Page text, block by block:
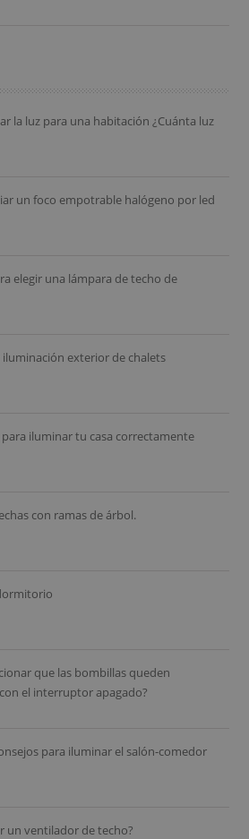
la luz para una habitación ¿Cuánta luz
un foco empotrable halógeno por led
elegir una lámpara de techo de
iluminación exterior de chalets
para iluminar tu casa correctamente
con ramas de árbol.
que las bombillas queden
el interruptor apagado?
para iluminar el salón-comedor
un ventilador de techo?